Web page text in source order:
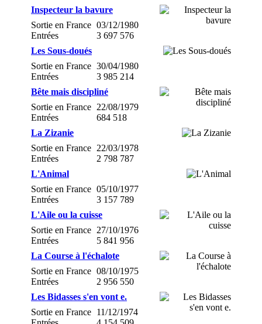
Inspecteur la bavure
Sortie en France
Entrées
03/12/1980
3 697 576
Les Sous-doués
Sortie en France
Entrées
30/04/1980
3 985 214
Bête mais discipliné
Sortie en France
Entrées
22/08/1979
684 518
La Zizanie
Sortie en France
Entrées
22/03/1978
2 798 787
L'Animal
Sortie en France
Entrées
05/10/1977
3 157 789
L'Aile ou la cuisse
Sortie en France
Entrées
27/10/1976
5 841 956
La Course à l'échalote
Sortie en France
Entrées
08/10/1975
2 956 550
Les Bidasses s'en vont e.
Sortie en France 11/12/1974